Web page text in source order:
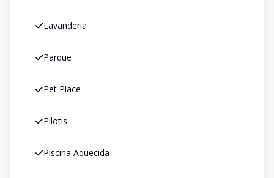
Lavanderia
Parque
Pet Place
Pilotis
Piscina Aquecida